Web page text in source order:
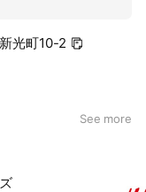
光町10-2
See more